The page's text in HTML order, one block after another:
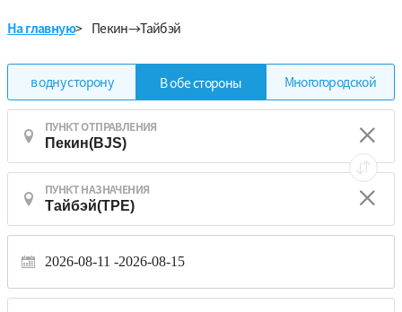
На главную> Пекин→Тайбэй
в одну сторону В обе стороны Многогородской
ПУНКТ ОТПРАВЛЕНИЯ
ПУНКТ НАЗНАЧЕНИЯ
2026-08-11 2026-08-15